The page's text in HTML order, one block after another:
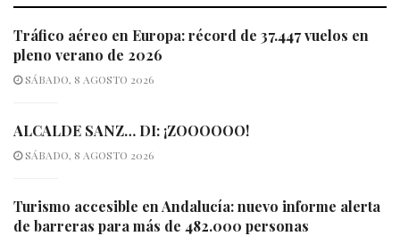
Tráfico aéreo en Europa: récord de 37.447 vuelos en
pleno verano de 2026
SÁBADO, 8 AGOSTO 2026
ALCALDE SANZ… DI: ¡ZOOOOOO!
SÁBADO, 8 AGOSTO 2026
Turismo accesible en Andalucía: nuevo informe alerta
de barreras para más de 482.000 personas